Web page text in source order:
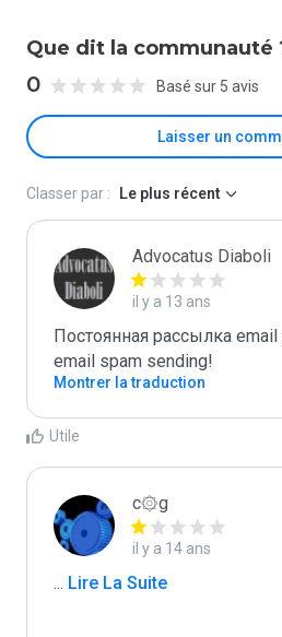
Que dit la communauté
0 Basé sur 5 avis
Laisser un
Classer par : Le plus récent
Advocatus Diaboli
il y a 13 ans
Постоянная рассылка
email spam sending!
Montrer la traduction
Utile
c۞g
il y a 14 ans
... Lire La Suite